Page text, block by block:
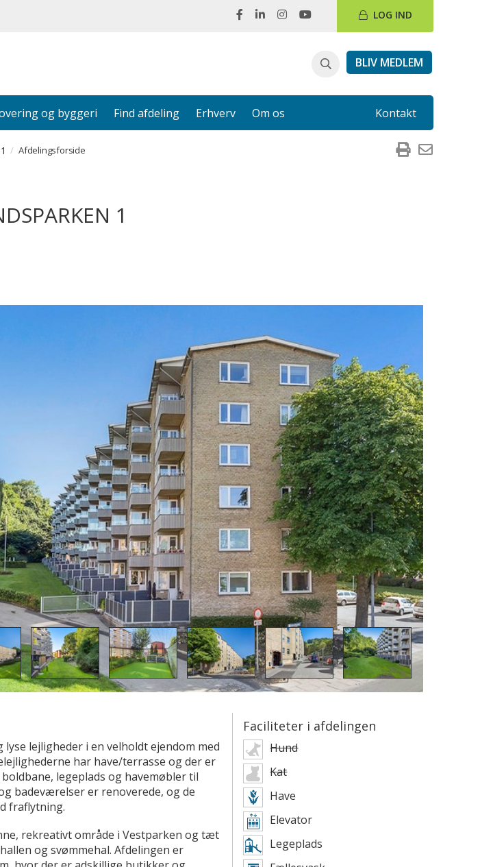
LOG IND
BLIV MEDLEM
og byggeri Find afdeling Erhverv Om os Kontakt
Afdelingsforside
1
lejligheder i en velholdt ejendom med
har have/terrasse og der er
legeplads og havemøbler til
badeværelser er renoverede, og de
fraflytning.
rekreativt område i Vestparken og tæt
og svømmehal. Afdelingen er
Faciliteter i afdelingen
Hund
Kat
Have
Elevator
Legeplads